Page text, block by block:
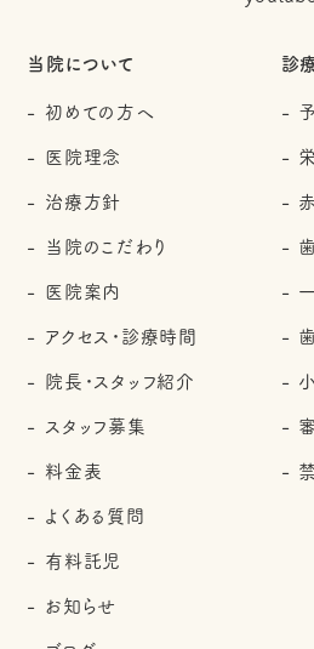
当院について
初めての方へ
医院理念
治療方針
当院のこだわり
医院案内
アクセス・診療時間
院長・スタッフ紹介
スタッフ募集
料金表
よくある質問
有料託児
お知らせ
診